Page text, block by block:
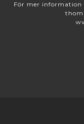
För mer information